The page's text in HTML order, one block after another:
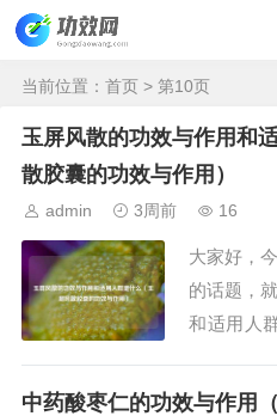
当前位置： 首页 > 第10页
玉屏风散的功效与作用和
散胶囊的功效与作用）
admin 3周前 16
大家好，
的话题，
和适用人
人群的解
中药酸枣仁的功效与作用